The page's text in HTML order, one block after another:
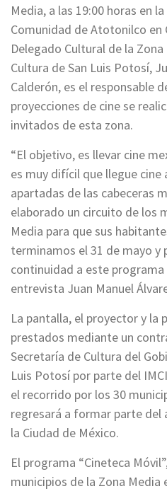
Media, a las 19:00 horas en
Comunidad de Atotonilco en
Delegado Cultural de la
Cultura de San Luis Potosí,
Calderón, es el responsable
proyecciones de cine se
invitados de esta zona.
“El objetivo, es llevar cine
es muy difícil que llegue cine
apartadas de las cabeceras
elaborado un circuito de los
Media para que sus
terminamos el 31 de mayo
continuidad a este programa
entrevista Juan Manuel
La pantalla, el proyector y la
prestados mediante un
Secretaría de Cultura del
Luis Potosí por parte del
el recorrido por los 30
regresará a formar parte del
la Ciudad de México.
El programa “Cineteca
municipios de la Zona Media